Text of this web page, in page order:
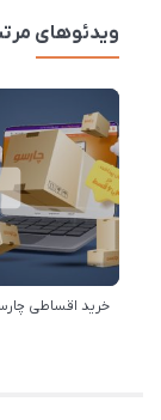
ویدئوهای
خرید اقساطی